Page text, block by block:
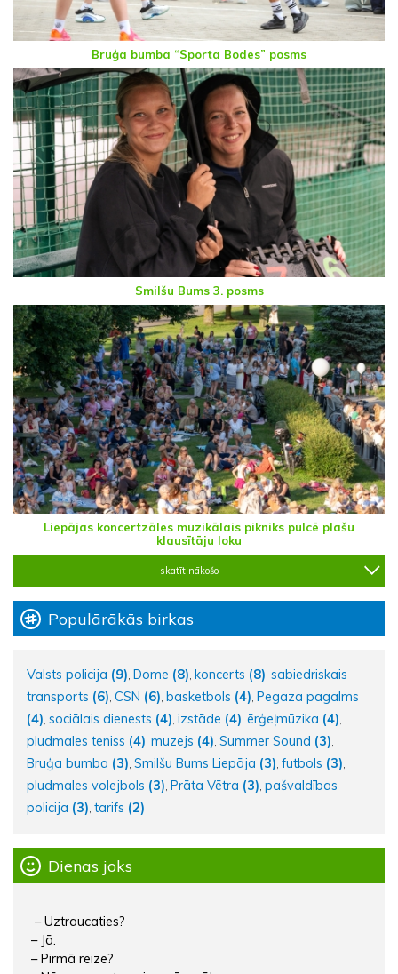
Bruģa bumba “Sporta Bodes” posms
Smilšu Bums 3. posms
Liepājas koncertzāles muzikālais pikniks pulcē plašu
klausītāju loku
skatīt nākošo
Populārākās birkas
Valsts policija (9), Dome (8), koncerts (8), sabiedriskais
transports (6), CSN (6), basketbols (4), Pegaza pagalms
(4), sociālais dienests (4), izstāde (4), ērģeļmūzika (4),
pludmales teniss (4), muzejs (4), Summer Sound (3),
Bruģa bumba (3), Smilšu Bums Liepāja (3), futbols (3),
pludmales volejbols (3), Prāta Vētra (3), pašvaldības
policija (3), tarifs (2)
Dienas joks
– Uztraucaties?
– Jā.
– Pirmā reize?